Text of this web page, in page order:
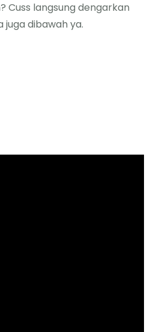
Cuss langsung dengarkan
juga dibawah ya.